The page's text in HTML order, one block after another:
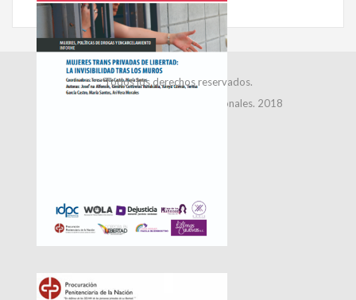
Todos los derechos reservados.
Dirección de Relaciones Institucionales. 2018